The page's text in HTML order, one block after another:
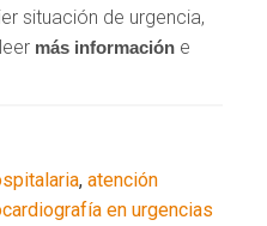
situación de urgencia,
más información e
,atención
en urgencias